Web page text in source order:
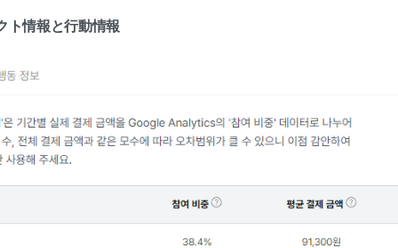
ト情報と行動情報